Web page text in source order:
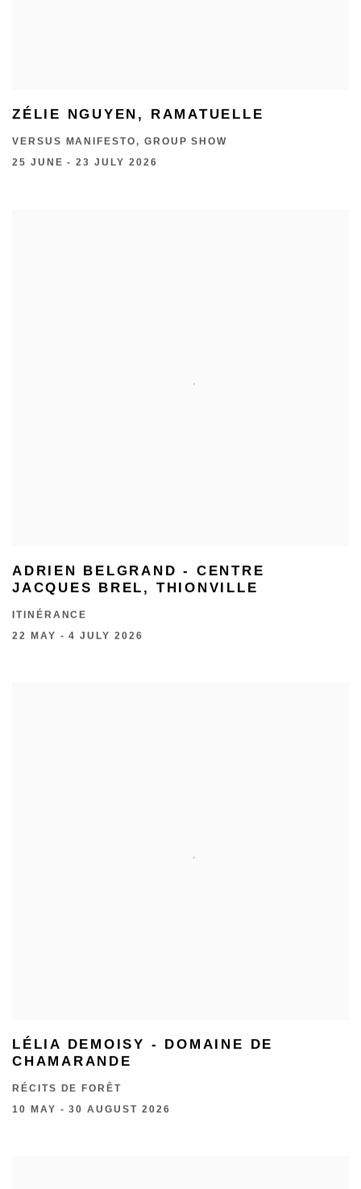
ZÉLIE NGUYEN, RAMATUELLE
VERSUS MANIFESTO, GROUP SHOW
25 JUNE - 23 JULY 2026
ADRIEN BELGRAND - CENTRE
JACQUES BREL, THIONVILLE
ITINÉRANCE
22 MAY - 4 JULY 2026
LÉLIA DEMOISY - DOMAINE DE
CHAMARANDE
RÉCITS DE FORÊT
10 MAY - 30 AUGUST 2026